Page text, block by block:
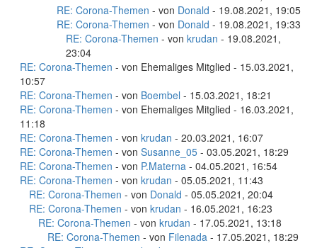
RE: Corona-Themen - von Donald - 19.08.2021, 19:05
RE: Corona-Themen - von Donald - 19.08.2021, 19:33
RE: Corona-Themen - von krudan - 19.08.2021,
23:04
RE: Corona-Themen - von Ehemaliges Mitglied - 15.03.2021,
10:57
RE: Corona-Themen - von Boembel - 15.03.2021, 18:21
RE: Corona-Themen - von Ehemaliges Mitglied - 16.03.2021,
11:18
RE: Corona-Themen - von krudan - 20.03.2021, 16:07
RE: Corona-Themen - von Susanne_05 - 03.05.2021, 18:29
RE: Corona-Themen - von P.Materna - 04.05.2021, 16:54
RE: Corona-Themen - von krudan - 05.05.2021, 11:43
RE: Corona-Themen - von Donald - 05.05.2021, 20:04
RE: Corona-Themen - von krudan - 16.05.2021, 16:23
RE: Corona-Themen - von krudan - 17.05.2021, 13:18
RE: Corona-Themen - von Filenada - 17.05.2021, 18:29